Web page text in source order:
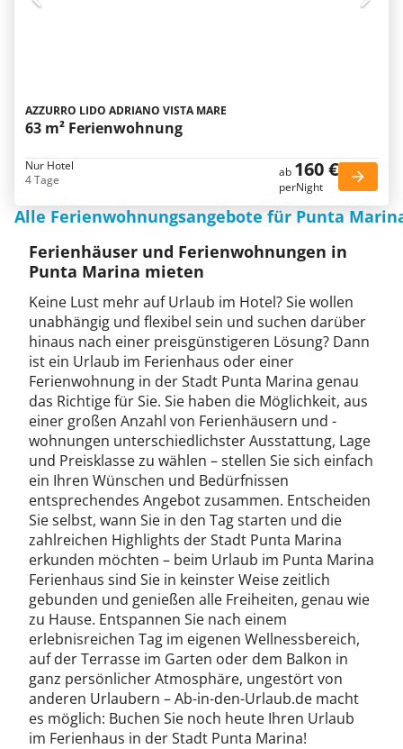
AZZURRO LIDO ADRIANO VISTA MARE
63 m² Ferienwohnung
Nur Hotel
4 Tage
ab 160 €
perNight
Alle Ferienwohnungsangebote für Punta
Ferienhäuser und Ferienwohnungen in
Punta Marina mieten
Keine Lust mehr auf Urlaub im Hotel? Sie wollen
unabhängig und flexibel sein und suchen darüber
hinaus nach einer preisgünstigeren Lösung? Dann
ist ein Urlaub im Ferienhaus oder einer
Ferienwohnung in der Stadt Punta Marina genau
das Richtige für Sie. Sie haben die Möglichkeit, aus
einer großen Anzahl von Ferienhäusern und -
wohnungen unterschiedlichster Ausstattung, Lage
und Preisklasse zu wählen – stellen Sie sich einfach
ein Ihren Wünschen und Bedürfnissen
entsprechendes Angebot zusammen. Entscheiden
Sie selbst, wann Sie in den Tag starten und die
zahlreichen Highlights der Stadt Punta Marina
erkunden möchten – beim Urlaub im Punta Marina
Ferienhaus sind Sie in keinster Weise zeitlich
gebunden und genießen alle Freiheiten, genau wie
zu Hause. Entspannen Sie nach einem
erlebnisreichen Tag im eigenen Wellnessbereich,
auf der Terrasse im Garten oder dem Balkon in
ganz persönlicher Atmosphäre, ungestört von
anderen Urlaubern – Ab-in-den-Urlaub.de macht
es möglich: Buchen Sie noch heute Ihren Urlaub
im Ferienhaus in der Stadt Punta Marina!